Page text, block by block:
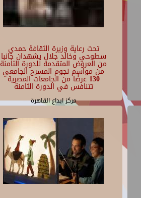
تحت رعاية وزيرة الثقافة حمدي
سطوحي وخالد جلال يشهدان جانبا
من العروض المتقدمة للدورة الثامنة
من مواسم نجوم المسرح الجامعي
130 عرضًا من الجامعات المصرية
تتنافس في الدورة الثامنة
مركز ابداع القاهرة